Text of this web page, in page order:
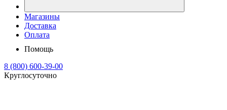
Магазины
Доставка
Оплата
Помощь
8 (800) 600-39-00
Круглосуточно